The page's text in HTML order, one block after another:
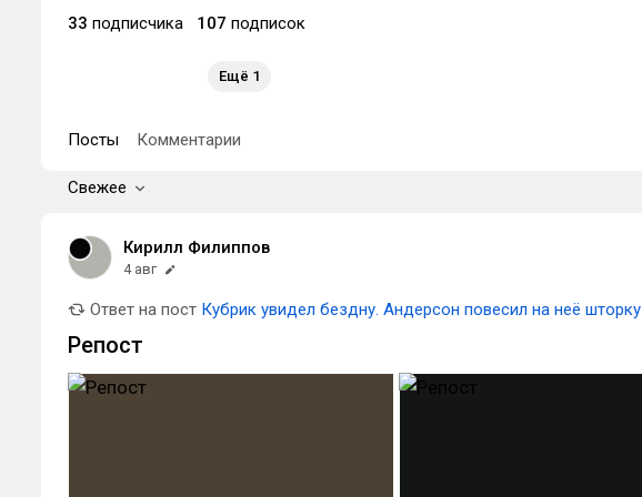
33 подписчика 107 подписок
Ещё 1
Посты Комментарии
Свежее
Кирилл Филиппов
4 авг
Ответ на пост Кубрик увидел бездну. Андерсон повесил на неё шторку
Репост